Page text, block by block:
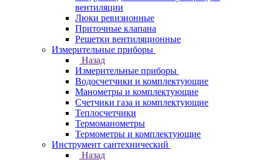
вентиляции
Люки ревизионные
Приточные клапана
Решетки вентиляционные
Измерительные приборы
Назад
Измерительные приборы
Водосчетчики и комплектующие
Манометры и комплектующие
Счетчики газа и комплектующие
Теплосчетчики
Термоманометры
Термометры и комплектующие
Инструмент сантехнический
Назад